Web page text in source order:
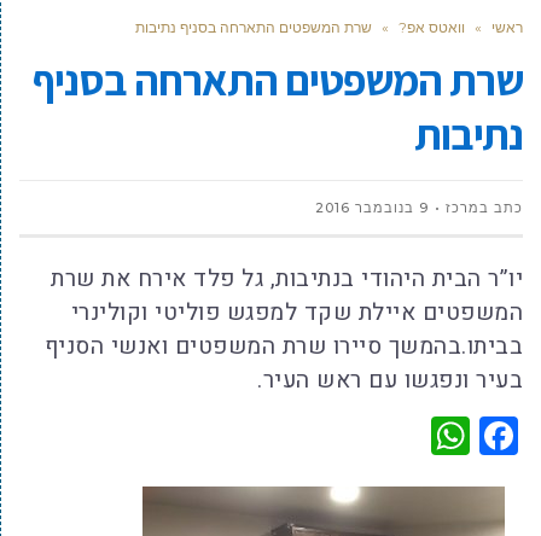
ראשי » וואטס אפ? » שרת המשפטים התארחה בסניף נתיבות
שרת המשפטים התארחה בסניף
נתיבות
כתב במרכז 9 בנובמבר 2016
יו”ר הבית היהודי בנתיבות, גל פלד אירח את שרת
המשפטים איילת שקד למפגש פוליטי וקולינרי
בביתו.בהמשך סיירו שרת המשפטים ואנשי הסניף
בעיר ונפגשו עם ראש העיר.
Facebook